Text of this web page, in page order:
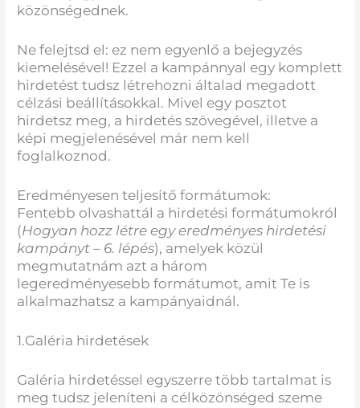
közönségednek.
Ne felejtsd el: ez nem egyenlő a bejegyzés
kiemelésével! Ezzel a kampánnyal egy komplett
hirdetést tudsz létrehozni általad megadott
célzási beállításokkal. Mivel egy posztot
hirdetsz meg, a hirdetés szövegével, illetve a
képi megjelenésével már nem kell
foglalkoznod.
Eredményesen teljesítő formátumok:
Fentebb olvashattál a hirdetési formátumokról
(Hogyan hozz létre egy eredményes hirdetési
kampányt – 6. lépés), amelyek közül
megmutatnám azt a három
legeredményesebb formátumot, amit Te is
alkalmazhatsz a kampányaidnál.
1.Galéria hirdetések
Galéria hirdetéssel egyszerre több tartalmat is
meg tudsz jeleníteni a célközönséged szeme